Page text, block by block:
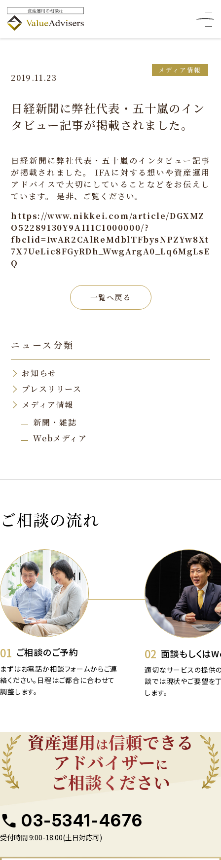
HOME ニュース
日経新聞に弊社代表・五十嵐のインタビュー記事が掲載されまし
た。
2019.11.23
メディア情報
日経新聞に弊社代表・五十嵐のイン
タビュー記事が掲載されました。
日経新聞に弊社代表・五十嵐のインタビュー記事
が掲載されました。
IFAに対する想いや資産運用
アドバイスで大切にしていることなどをお伝えし
ています。
是非、ご覧ください。
https://www.nikkei.com/article/DGXMZ
O52289130Y9A111C1000000/?
fbclid=IwAR2CAlReMdblTFbysNPZYw8Xt
7X7UeLic8FGyRDh_WwgArgA0_Lq6MgLsE
Q
一覧へ戻る
ニュース分類
お知らせ
プレスリリース
メディア情報
新聞・雑誌
Webメディア
ご相談の流れ
01 ご相談のご予約
まずはお電話か相談フォームからご連
絡ください。日程はご都合に合わせて
調整します。
02 面談もしくは
適切なサービスの提供
談では現状やご要望を
します。
03-5341-4676
受付時間 9:00-18:00(土日対応可)